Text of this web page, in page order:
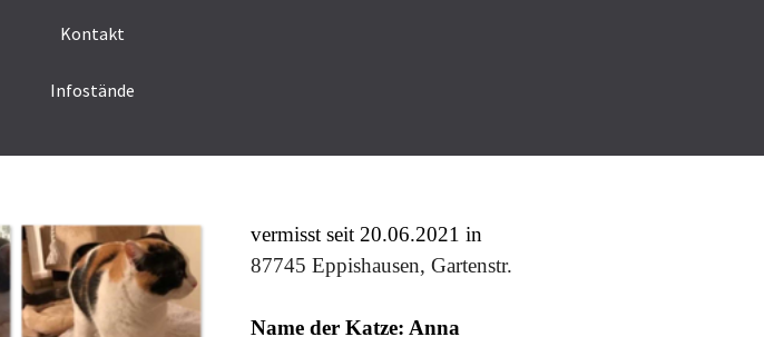
Kontakt
Infostände
vermisst seit 20.06.2021 in
87745 Eppishausen, Gartenstr.
Name der Katze: Anna